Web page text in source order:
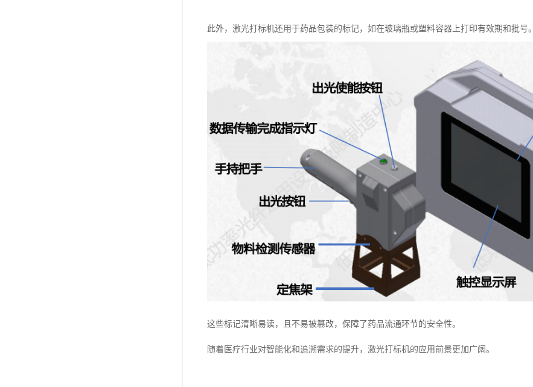
此外，激光打标机还用于药品包装的标记，如在玻璃瓶或塑料容器上打印有效期和批号。
这些标记清晰易读，且不易被篡改，保障了药品流通环节的安全性。
随着医疗行业对智能化和追溯需求的提升，激光打标机的应用前景更加广阔。